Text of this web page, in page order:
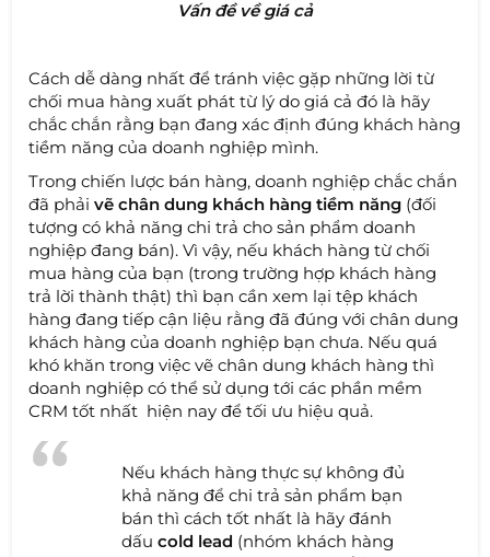
Vấn đề về giá cả
Cách dễ dàng nhất để tránh việc gặp những lời từ
chối mua hàng xuất phát từ lý do giá cả đó là hãy
chắc chắn rằng bạn đang xác định đúng khách hàng
tiềm năng của doanh nghiệp mình.
Trong chiến lược bán hàng, doanh nghiệp chắc chắn
đã phải vẽ chân dung khách hàng tiềm năng (đối
tượng có khả năng chi trả cho sản phẩm doanh
nghiệp đang bán). Vì vậy, nếu khách hàng từ chối
mua hàng của bạn (trong trường hợp khách hàng
trả lời thành thật) thì bạn cần xem lại tệp khách
hàng đang tiếp cận liệu rằng đã đúng với chân dung
khách hàng của doanh nghiệp bạn chưa. Nếu quá
khó khăn trong việc vẽ chân dung khách hàng thì
doanh nghiệp có thể sử dụng tới các phần mềm
CRM tốt nhất hiện nay để tối ưu hiệu quả.
Nếu khách hàng thực sự không đủ
khả năng để chi trả sản phẩm bạn
bán thì cách tốt nhất là hãy đánh
dấucold lead (nhóm khách hàng